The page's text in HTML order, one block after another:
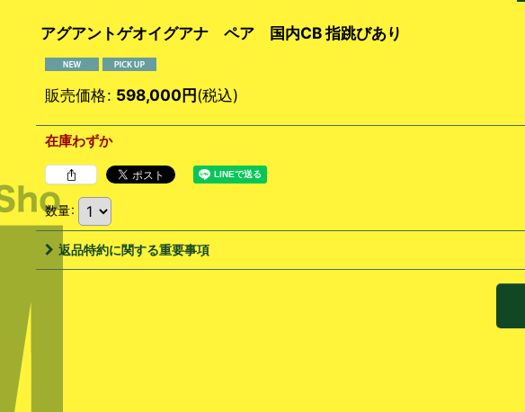
アグアントゲオイグアナ ペア 国内CB 指跳びあり
販売価格: 598,000円(税込)
在庫わずか
数量:
返品特約に関する重要事項